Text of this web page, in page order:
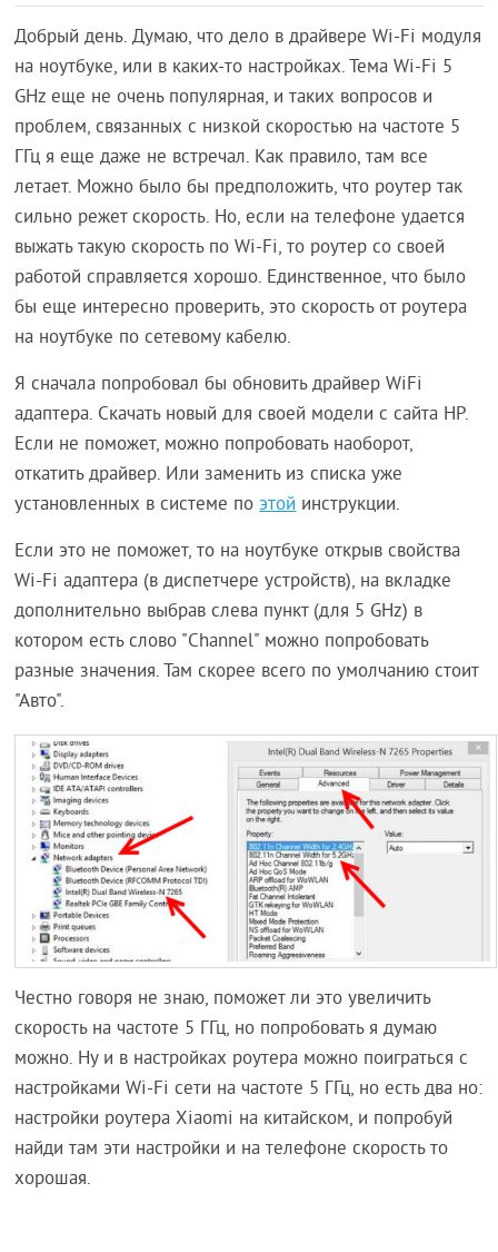
Добрый день. Думаю, что дело в драйвере Wi-Fi модуля
на ноутбуке, или в каких-то настройках. Тема Wi-Fi 5
GHz еще не очень популярная, и таких вопросов и
проблем, связанных с низкой скоростью на частоте 5
ГГц я еще даже не встречал. Как правило, там все
летает. Можно было бы предположить, что роутер так
сильно режет скорость. Но, если на телефоне удается
выжать такую скорость по Wi-Fi, то роутер со своей
работой справляется хорошо. Единственное, что было
бы еще интересно проверить, это скорость от роутера
на ноутбуке по сетевому кабелю.
Я сначала попробовал бы обновить драйвер WiFi
адаптера. Скачать новый для своей модели с сайта НР.
Если не поможет, можно попробовать наоборот,
откатить драйвер. Или заменить из списка уже
установленных в системе поэтойинструкции.
Если это не поможет, то на ноутбуке открыв свойства
Wi-Fi адаптера (в диспетчере устройств), на вкладке
дополнительно выбрав слева пункт (для 5 GHz) в
котором есть слово "Channel" можно попробовать
разные значения. Там скорее всего по умолчанию стоит
"Авто".
Честно говоря не знаю, поможет ли это увеличить
скорость на частоте 5 ГГц, но попробовать я думаю
можно. Ну и в настройках роутера можно поиграться с
настройками Wi-Fi сети на частоте 5 ГГц, но есть два но:
настройки роутера Xiaomi на китайском, и попробуй
найди там эти настройки и на телефоне скорость то
хорошая.